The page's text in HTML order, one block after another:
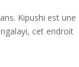
Kipushi est une
cet endroit